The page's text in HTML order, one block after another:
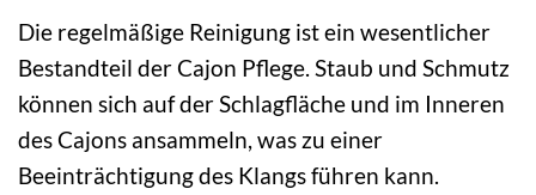
Die regelmäßige Reinigung ist ein wesentlicher
Bestandteil der Cajon Pflege. Staub und Schmutz
können sich auf der Schlagfläche und im Inneren
des Cajons ansammeln, was zu einer
Beeinträchtigung des Klangs führen kann.